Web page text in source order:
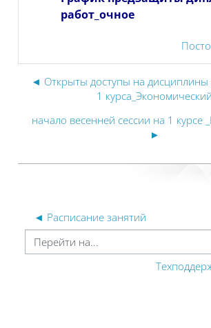
работ_очное
◄ Открыты доступы на дисциплины
1 курса_Экономический
начало весенней сессии на 1 курсе
►
◄ Расписание занятий
на...